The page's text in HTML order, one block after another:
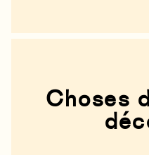
Choses